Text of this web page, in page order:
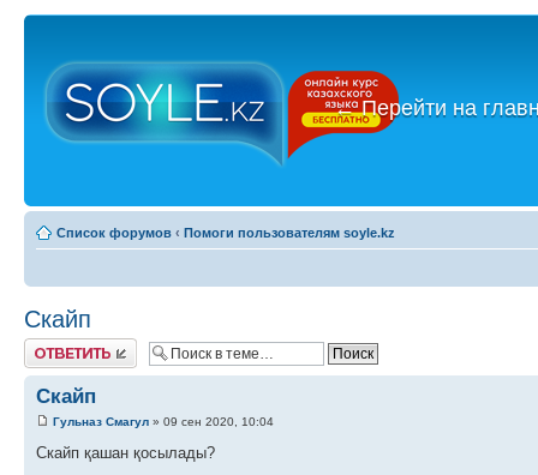
←Перейти на
Список форумов ‹ Помоги пользователям soyle.kz
Скайп
Ответить
Скайп
Гульназ Смагул » 09 сен 2020, 10:04
Скайп қашан қосылады?